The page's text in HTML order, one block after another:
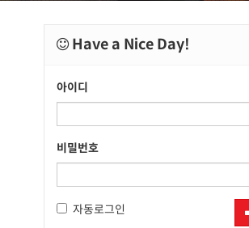
Have a Nice Day!
아이디
비밀번호
자동로그인